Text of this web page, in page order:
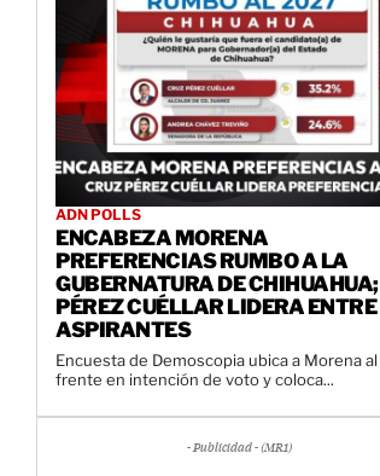
ADN POLLS
ENCABEZA MORENA
PREFERENCIAS RUMBO A LA
GUBERNATURA DE CHIHUAHUA;
PÉREZ CUÉLLAR LIDERA ENTRE
ASPIRANTES
Encuesta de Demoscopia ubica a Morena al
frente en intención de voto y coloca...
- Publicidad - (MR1)